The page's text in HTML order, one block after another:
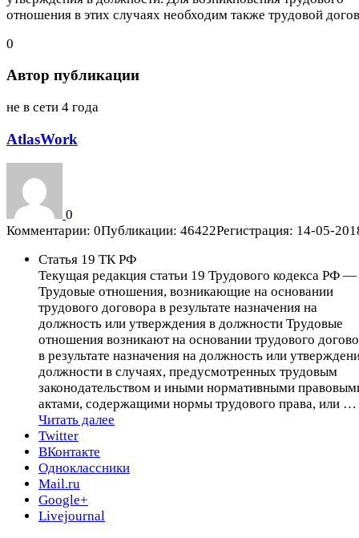
отношения в этих случаях необходим также трудовой
0
Автор публикации
не в сети 4 года
AtlasWork
0
Комментарии: 0Публикации: 46422Регистрация: 14-05-
Статья 19 ТК РФ
Текущая редакция статьи 19 Трудового кодекса РФ —
Трудовые отношения, возникающие на основании
трудового договора в результате назначения на
должность или утверждения в должности Трудовые
отношения возникают на основании трудового
в результате назначения на должность или
должности в случаях, предусмотренных трудовым
законодательством и иными нормативными
актами, содержащими нормы трудового права, или …
Читать далее
Twitter
ВКонтакте
Одноклассники
Mail.ru
Google+
Livejournal